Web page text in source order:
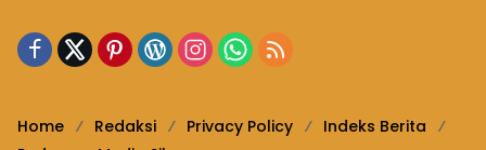
Home Redaksi Privacy Policy
Indeks Berita